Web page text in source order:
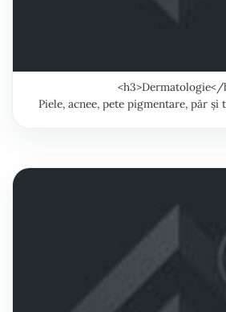
<h3>Dermatologie</
Piele, acnee, pete pigmentare, păr și